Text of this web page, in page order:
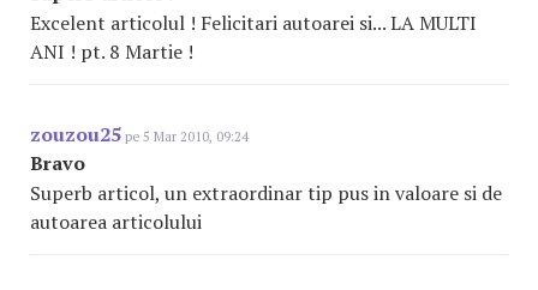
Excelent articolul ! Felicitari autoarei si... LA MULTI
ANI ! pt. 8 Martie !
zouzou25 pe 5 Mar 2010, 09:24
Bravo
Superb articol, un extraordinar tip pus in valoare si de
autoarea articolului